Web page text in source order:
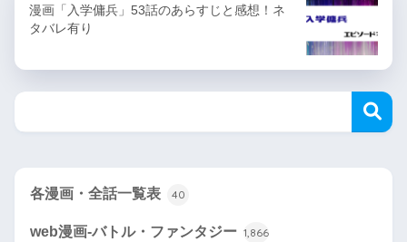
漫画「入学傭兵」53話のあらすじと感想！ネ
タバレ有り
各漫画・全話一覧表 40
web漫画-バトル・ファンタジー 1,866